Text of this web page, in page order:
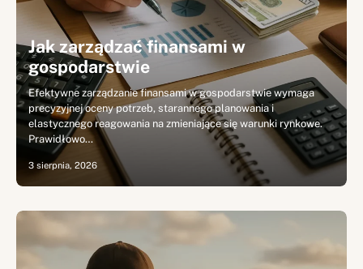
Jak zarządzać finansami w
gospodarstwie
Efektywne zarządzanie finansami w gospodarstwie wymaga
precyzyjnej oceny potrzeb, starannego planowania i
elastycznego reagowania na zmieniające się warunki rynkowe.
Prawidłowo…
3 sierpnia, 2026